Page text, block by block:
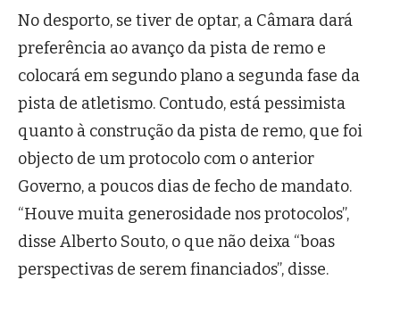
No desporto, se tiver de optar, a Câmara dará
preferência ao avanço da pista de remo e
colocará em segundo plano a segunda fase da
pista de atletismo. Contudo, está pessimista
quanto à construção da pista de remo, que foi
objecto de um protocolo com o anterior
Governo, a poucos dias de fecho de mandato.
“Houve muita generosidade nos protocolos”,
disse Alberto Souto, o que não deixa “boas
perspectivas de serem financiados”, disse.